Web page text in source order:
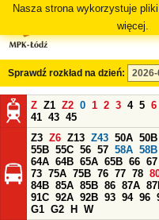
Nasza strona wykorzystuje
więcej.
Sprawdź rozkład na dzień:
Z Z1 Z2 0 1 2 3 4 5 6
41 43 45
Z3 Z6 Z13 Z43 50A 50B
55B 55C 56 57 58A 58B
64A 64B 65A 65B 66 67
73 75A 75B 76 77 78
84B 85A 85B 86 87A
91C 92A 92B 93 94 96
G1 G2 H
W